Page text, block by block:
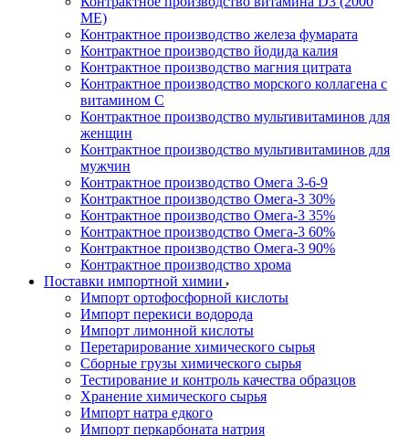
МЕ)
Контрактное производство железа фумарата
Контрактное производство йодида калия
Контрактное производство магния цитрата
Контрактное производство морского коллагена с
витамином С
Контрактное производство мультивитаминов для
женщин
Контрактное производство мультивитаминов для
мужчин
Контрактное производство Омега 3-6-9
Контрактное производство Омега-3 30%
Контрактное производство Омега-3 35%
Контрактное производство Омега-3 60%
Контрактное производство Омега-3 90%
Контрактное производство хрома
Поставки импортной химии
Импорт ортофосфорной кислоты
Импорт перекиси водорода
Импорт лимонной кислоты
Перетарирование химического сырья
Сборные грузы химического сырья
Тестирование и контроль качества образцов
Хранение химического сырья
Импорт натра едкого
Импорт перкарбоната натрия